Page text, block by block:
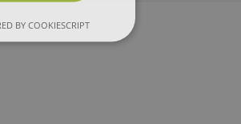
BY COOKIESCRIPT